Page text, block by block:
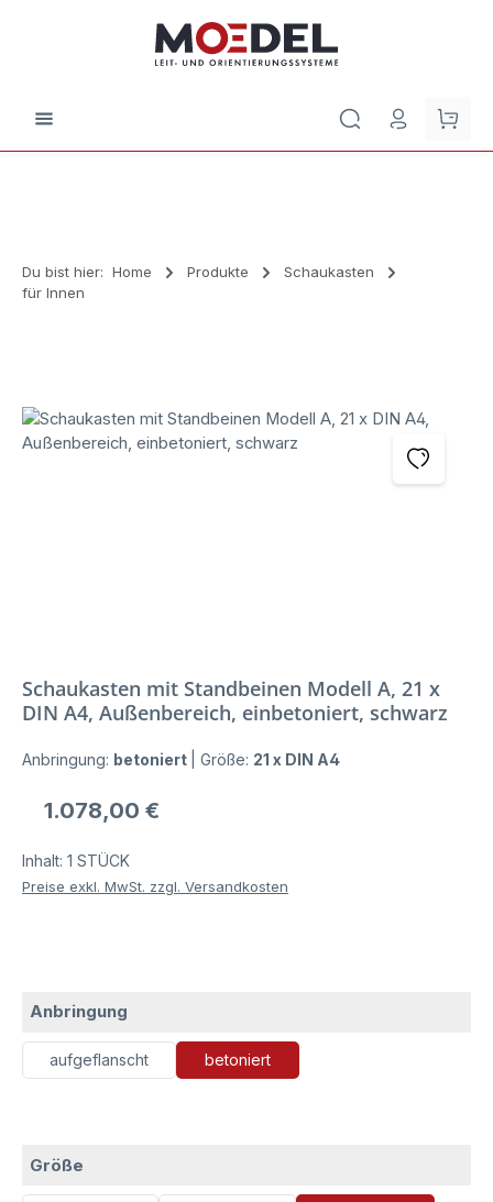
Zum Hauptinhalt springen
Du bist hier: Home Produkte
Schaukasten
für Innen
Bildergalerie überspringen
Schaukasten mit Standbeinen Modell A, 21 x
DIN A4, Außenbereich, einbetoniert, schwarz
Anbringung: betoniert Größe: 21 x DIN A4
Regulärer Preis:
1.078,00 €
Inhalt: 1 STÜCK
Preise exkl. MwSt. zzgl. Versandkosten
Anbringung
aufgeflanscht betoniert
Größe